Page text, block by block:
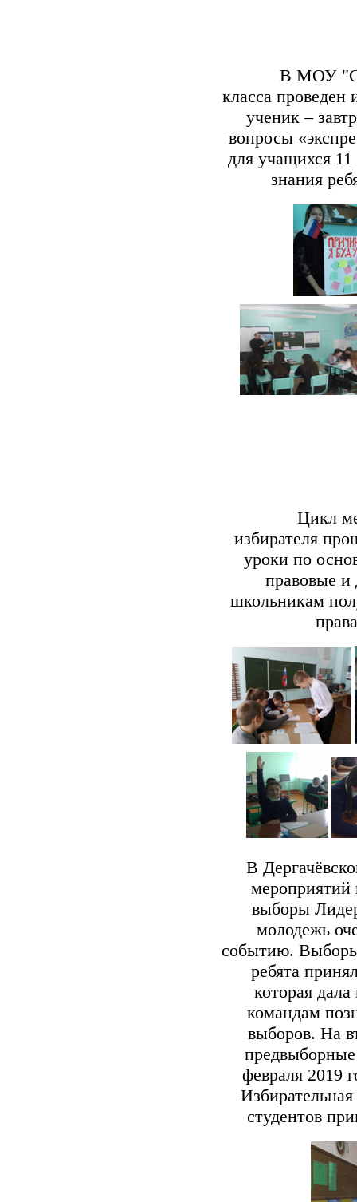
В МОУ "СОШ №
класса
ученик –
вопросы
для учащихся 11
знания
Цикл
избирателя
уроки по
правовые
школьникам
В
выборы
молодежь
событию. Выборы
ребята
которая
командам
выборов. На
февраля 2019
студентов